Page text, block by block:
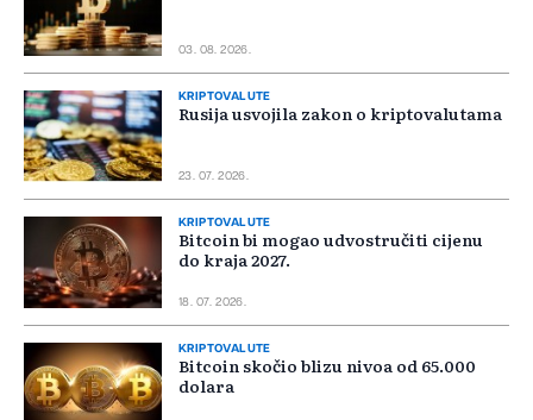
03. 08. 2026.
KRIPTOVALUTE
Rusija usvojila zakon o kriptovalutama
23. 07. 2026.
KRIPTOVALUTE
Bitcoin bi mogao udvostručiti cijenu
do kraja 2027.
18. 07. 2026.
KRIPTOVALUTE
Bitcoin skočio blizu nivoa od 65.000
dolara